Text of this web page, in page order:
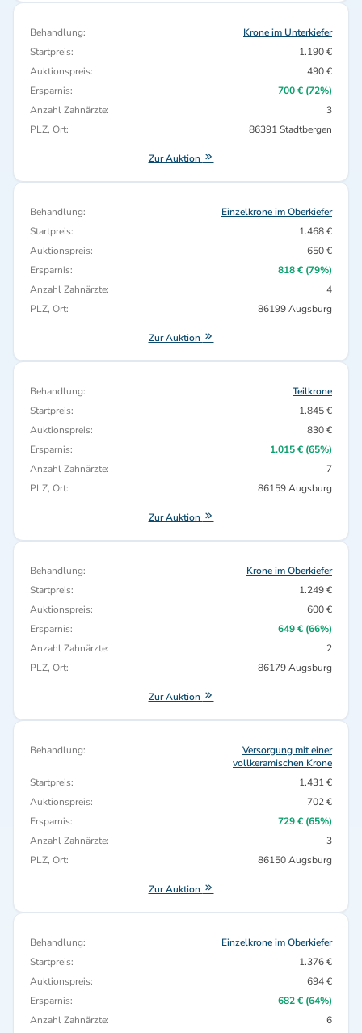
Behandlung:
Krone im Unterkiefer
Startpreis:
1.190 €
Auktionspreis:
490 €
Ersparnis:
700 € (72%)
Anzahl Zahnärzte:
3
PLZ, Ort:
86391 Stadtbergen
Zur Auktion
Behandlung:
Einzelkrone im Oberkiefer
Startpreis:
1.468 €
Auktionspreis:
650 €
Ersparnis:
818 € (79%)
Anzahl Zahnärzte:
4
PLZ, Ort:
86199 Augsburg
Zur Auktion
Behandlung:
Teilkrone
Startpreis:
1.845 €
Auktionspreis:
830 €
Ersparnis:
1.015 € (65%)
Anzahl Zahnärzte:
7
PLZ, Ort:
86159 Augsburg
Zur Auktion
Behandlung:
Krone im Oberkiefer
Startpreis:
1.249 €
Auktionspreis:
600 €
Ersparnis:
649 € (66%)
Anzahl Zahnärzte:
2
PLZ, Ort:
86179 Augsburg
Zur Auktion
Behandlung:
Versorgung mit einer
vollkeramischen Krone
Startpreis:
1.431 €
Auktionspreis:
702 €
Ersparnis:
729 € (65%)
Anzahl Zahnärzte:
3
PLZ, Ort:
86150 Augsburg
Zur Auktion
Behandlung:
Einzelkrone im Oberkiefer
Startpreis:
1.376 €
Auktionspreis:
694 €
Ersparnis:
682 € (64%)
Anzahl Zahnärzte:
6